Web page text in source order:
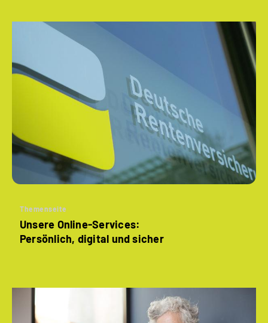
Themenseite
Unsere Online-Services:
Persönlich, digital und sicher